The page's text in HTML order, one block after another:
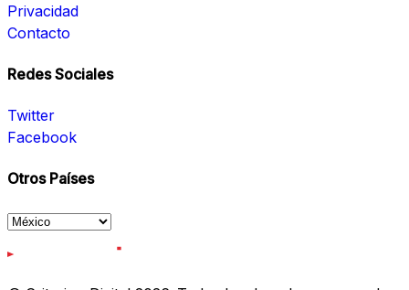
Privacidad
Contacto
Redes Sociales
Twitter
Facebook
Otros Países